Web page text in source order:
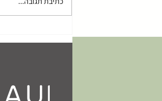
נפיחות בבטן